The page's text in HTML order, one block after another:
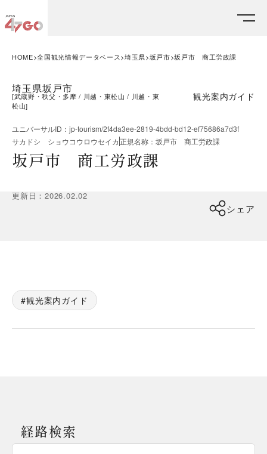
HOME 全国観光情報データベース 埼玉県 坂戸市 坂戸市 商工労政課
埼玉県坂戸市
[武蔵野・秩父・多摩 川越・東松山
川越・東
松山]
観光案内ガイド
ユニバーサルID ： jp-tourism/2f4da3ee-2819-4bdd-bd12-ef75686a7d3f
サカドシ ショウコウロウセイカ正規名称 ： 坂戸市 商工労政課
坂戸市 商工労政課
更新日 ：2026.02.02
シェア
観光案内ガイド
経路検索